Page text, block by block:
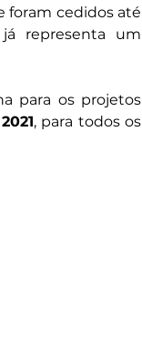
foram cedidos até
representa um
para os projetos
, para todos os